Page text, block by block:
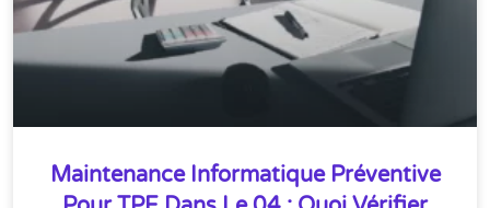
Maintenance Informatique Préventive